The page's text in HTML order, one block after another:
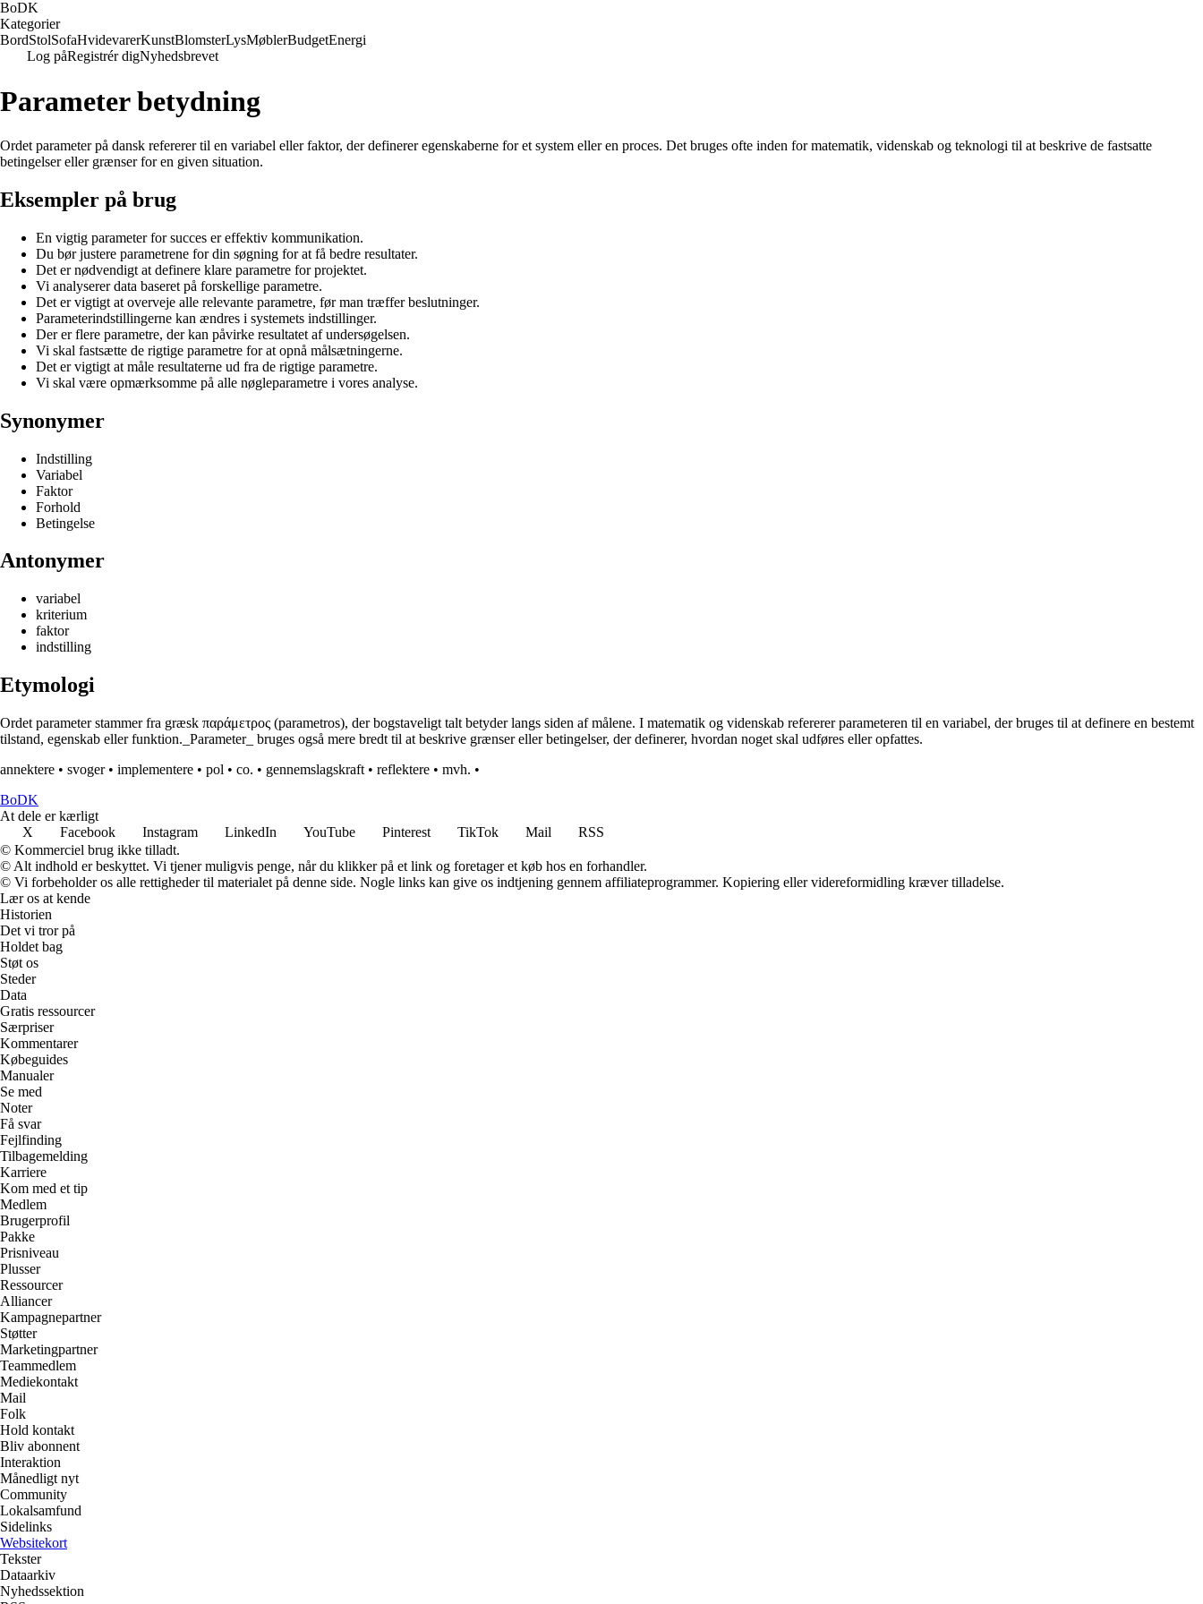
BoDK
Kategorier
BordStolSofaHvidevarerKunstBlomsterLysMøblerBudgetEnergi
Log påRegistrér digNyhedsbrevet
Parameter betydning
Ordet parameter på dansk refererer til en variabel eller faktor, der definerer egenskaberne for et system eller en proces. Det bruges ofte inden for matematik, videnskab og teknologi til at beskrive de fastsatte
betingelser eller grænser for en given situation.
Eksempler på brug
En vigtig parameter for succes er effektiv kommunikation.
Du bør justere parametrene for din søgning for at få bedre resultater.
Det er nødvendigt at definere klare parametre for projektet.
Vi analyserer data baseret på forskellige parametre.
Det er vigtigt at overveje alle relevante parametre, før man træffer beslutninger.
Parameterindstillingerne kan ændres i systemets indstillinger.
Der er flere parametre, der kan påvirke resultatet af undersøgelsen.
Vi skal fastsætte de rigtige parametre for at opnå målsætningerne.
Det er vigtigt at måle resultaterne ud fra de rigtige parametre.
Vi skal være opmærksomme på alle nøgleparametre i vores analyse.
Synonymer
Indstilling
Variabel
Faktor
Forhold
Betingelse
Antonymer
variabel
kriterium
faktor
indstilling
Etymologi
Ordet parameter stammer fra græsk παράμετρος (parametros), der bogstaveligt talt betyder langs siden af målene. I matematik og videnskab refererer parameteren til en variabel, der bruges til at definere en bestemt
tilstand, egenskab eller funktion._Parameter_ bruges også mere bredt til at beskrive grænser eller betingelser, der definerer, hvordan noget skal udføres eller opfattes.
annektere • svoger• implementere • pol • co. • gennemslagskraft • reflektere • mvh. •
BoDK
At dele er kærligt
X
Facebook Instagram LinkedIn YouTube Pinterest TikTok Mail
RSS
© Kommerciel brug ikke tilladt.
© Alt indhold er beskyttet. Vi tjener muligvis penge, når du klikker på et link og foretager et køb hos en forhandler.
© Vi forbeholder os alle rettigheder til materialet på denne side. Nogle links kan give os indtjening gennem affiliateprogrammer. Kopiering eller videreformidling kræver tilladelse.
Lær os at kende
Historien
Det vi tror på
Holdet bag
Støt os
Steder
Data
Gratis ressourcer
Særpriser
Kommentarer
Købeguides
Manualer
Se med
Noter
Få svar
Fejlfinding
Tilbagemelding
Karriere
Kom med et tip
Medlem
Brugerprofil
Pakke
Prisniveau
Plusser
Ressourcer
Alliancer
Kampagnepartner
Støtter
Marketingpartner
Teammedlem
Mediekontakt
Mail
Folk
Hold kontakt
Bliv abonnent
Interaktion
Månedligt nyt
Community
Lokalsamfund
Sidelinks
Websitekort
Tekster
Dataarkiv
Nyhedssektion